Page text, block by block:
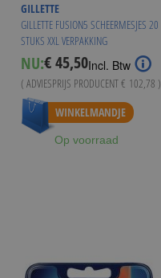
GILLETTE
GILLETTE FUSION5 SCHEERMESJES 20
STUKS XXL VERPAKKING
NU:€ 45,50Incl. Btw
( ADVIESPRIJS PRODUCENT€ 102,78 )
Vanaf € 44,95
WINKELMANDJE
Op voorraad